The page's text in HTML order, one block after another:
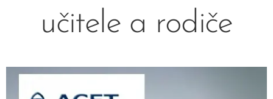
učitele a rodiče